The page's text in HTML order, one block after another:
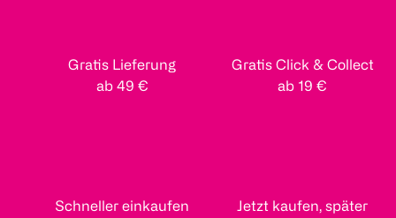
Gratis Lieferung
ab 49 €
Gratis Click & Collect
ab 19 €
Schneller einkaufen
Jetzt kaufen, später